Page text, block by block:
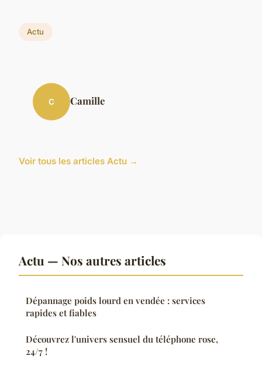
Actu
C Camille
Voir tous les articles Actu →
Actu — Nos autres articles
Dépannage poids lourd en vendée : services
rapides et fiables
Découvrez l'univers sensuel du téléphone rose,
24/7 !